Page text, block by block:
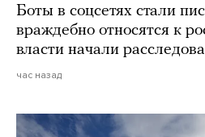
Боты в соцсетях стали
враждебно относятся к
власти начали
час назад